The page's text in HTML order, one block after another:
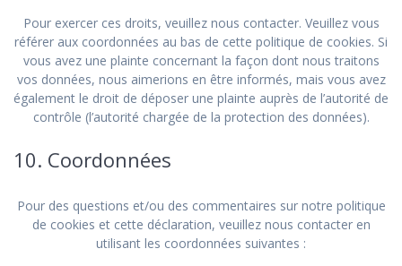
Pour exercer ces droits, veuillez nous contacter. Veuillez vous
référer aux coordonnées au bas de cette politique de cookies. Si
vous avez une plainte concernant la façon dont nous traitons
vos données, nous aimerions en être informés, mais vous avez
également le droit de déposer une plainte auprès de l’autorité de
contrôle (l’autorité chargée de la protection des données).
10. Coordonnées
Pour des questions et/ou des commentaires sur notre politique
de cookies et cette déclaration, veuillez nous contacter en
utilisant les coordonnées suivantes :